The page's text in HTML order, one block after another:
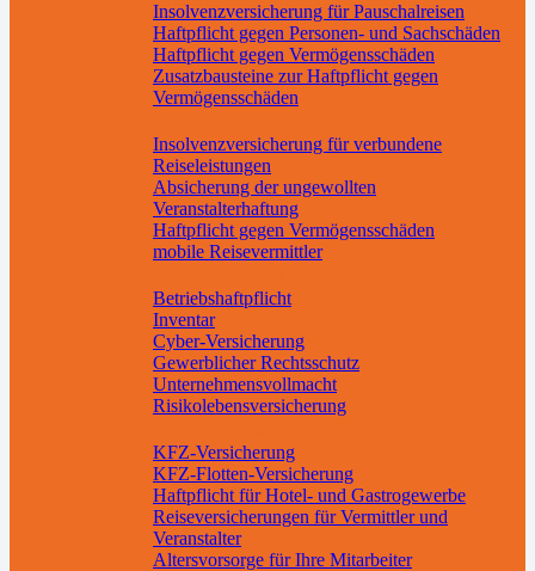
Insolvenzversicherung für Pauschalreisen
Haftpflicht gegen Personen- und Sachschäden
Haftpflicht gegen Vermögensschäden
Zusatzbausteine zur Haftpflicht gegen
Vermögensschäden
Insolvenzversicherung für verbundene
Reiseleistungen
Absicherung der ungewollten
Veranstalterhaftung
Haftpflicht gegen Vermögensschäden
mobile Reisevermittler
Betriebshaftpflicht
Inventar
Cyber-Versicherung
Gewerblicher Rechtsschutz
Unternehmensvollmacht
Risikolebensversicherung
KFZ-Versicherung
KFZ-Flotten-Versicherung
Haftpflicht für Hotel- und Gastrogewerbe
Reiseversicherungen für Vermittler und
Veranstalter
Altersvorsorge für Ihre Mitarbeiter